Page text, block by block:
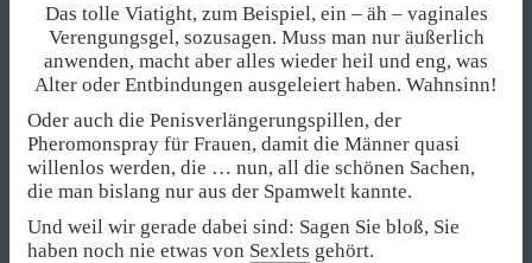
Das tolle Viatight, zum Beispiel, ein – äh – vaginales
Verengungsgel, sozusagen. Muss man nur äußerlich
anwenden, macht aber alles wieder heil und eng, was
Alter oder Entbindungen ausgeleiert haben. Wahnsinn!
Oder auch die Penisverlängerungspillen, der
Pheromonspray für Frauen, damit die Männer quasi
willenlos werden, die … nun, all die schönen Sachen,
die man bislang nur aus der Spamwelt kannte.
Und weil wir gerade dabei sind: Sagen Sie bloß, Sie
haben noch nie etwas von Sexlets gehört.